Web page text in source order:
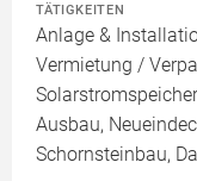
TÄTIGKEITEN
Anlage &
Vermietung /
Ausbau,
Schornsteinbau,